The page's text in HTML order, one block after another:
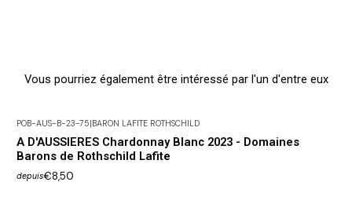
Vous pourriez également être intéressé par l'un d'entre eux
POB-AUS-B-23-75|BARON LAFITE ROTHSCHILD
A D'AUSSIERES Chardonnay Blanc 2023 - Domaines
Barons de Rothschild Lafite
depuis€8,50